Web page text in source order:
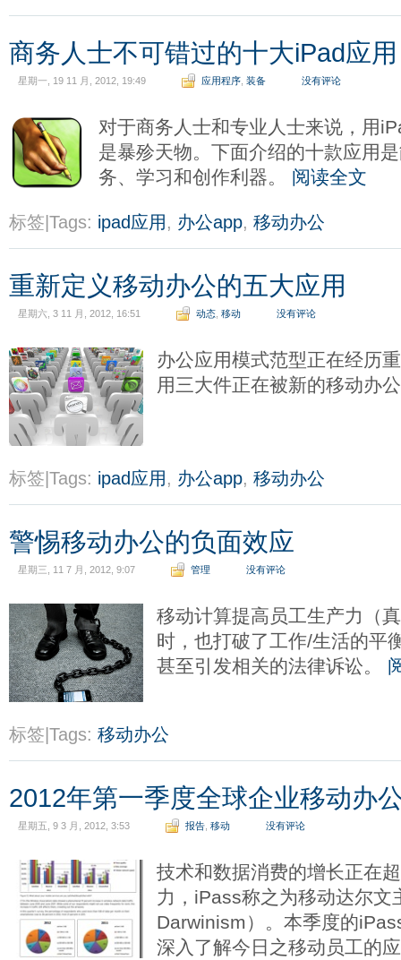
商务人士不可错过的十大iPad应用
星期一, 19 11 月, 2012, 19:49 应用程序 装备 没有评论
对于商务人士和专业人士来说，用
是暴殄天物。下面介绍的十款应用
务、学习和创作利器。 阅读全文
标签|Tags: ipad应用 , 办公app, 移动办公
重新定义移动办公的五大应用
星期六, 3 11 月, 2012, 16:51 动态 移动 没有评论
办公应用模式范型正在经历
用三大件正在被新的移动办
标签|Tags: ipad应用 , 办公app, 移动办公
警惕移动办公的负面效应
星期三, 11 7 月, 2012, 9:07 管理 没有评论
移动计算提高员工生产力（
时，也打破了工作/生活的平
甚至引发相关的法律诉讼。
标签|Tags: 移动办公
2012年第一季度全球企业移动办
星期五, 9 3 月, 2012, 3:53 报告 移动 没有评论
技术和数据消费的增长正在
力，iPass称之为移动达尔文
Darwinism）。本季度的
深入了解今日之移动员工的